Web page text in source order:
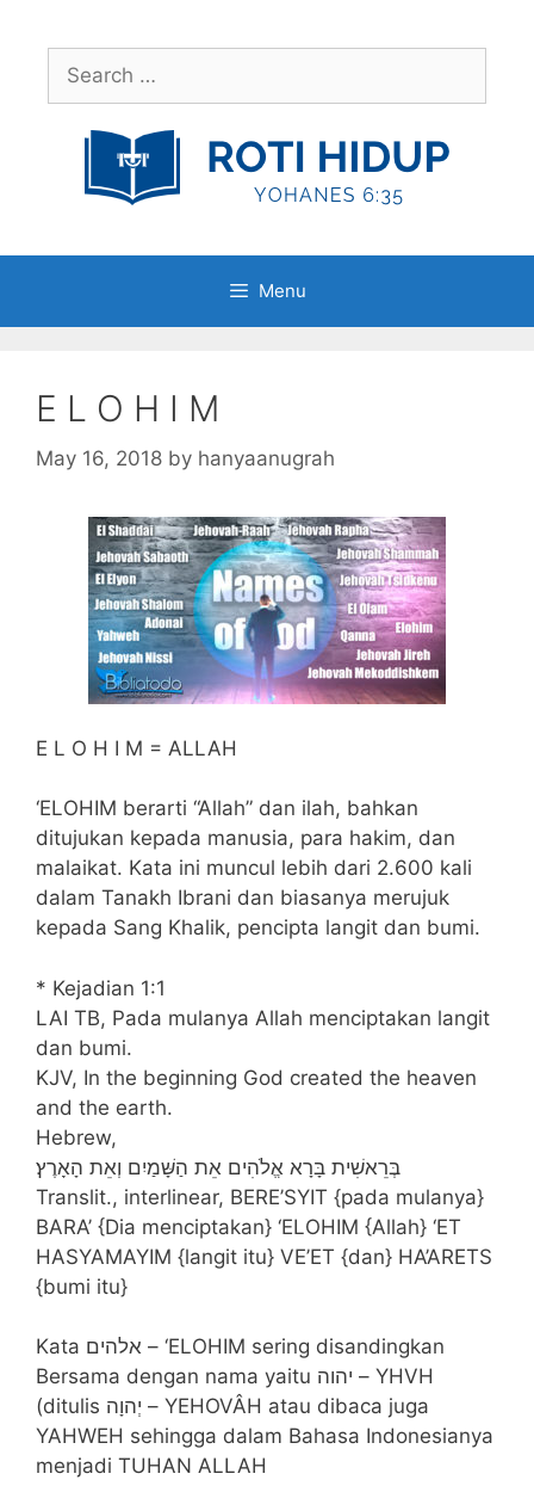
contentSearch
for:
Menu
E L O H I M
May 16, 2018 by hanyaanugrah
E L O H I M = ALLAH
‘ELOHIM berarti “Allah” dan ilah, bahkan
ditujukan kepada manusia, para hakim, dan
malaikat. Kata ini muncul lebih dari 2.600 kali
dalam Tanakh Ibrani dan biasanya merujuk
kepada Sang Khalik, pencipta langit dan bumi.
* Kejadian 1:1
LAI TB, Pada mulanya Allah menciptakan langit
dan bumi.
KJV, In the beginning God created the heaven
and the earth.
Hebrew,
בְּרֵאשִׁית בָּרָא אֱלֹהִים אֵת הַשָּׁמַיִם וְאֵת הָאָרֶץ׃
Translit., interlinear, BERE’SYIT {pada mulanya}
BARA’ {Dia menciptakan} ‘ELOHIM {Allah} ‘ET
HASYAMAYIM {langit itu} VE’ET {dan} HA’ARETS
{bumi itu}
Kata אלהים – ‘ELOHIM sering disandingkan
Bersama dengan nama yaitu יהוה – YHVH
(ditulis יְהוָה – YEHOVÂH atau dibaca juga
YAHWEH sehingga dalam Bahasa Indonesianya
menjadi TUHAN ALLAH